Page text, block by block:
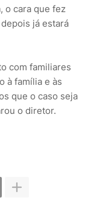
o cara que fez
já estará
com familiares
à família e às
que o caso seja
o diretor.